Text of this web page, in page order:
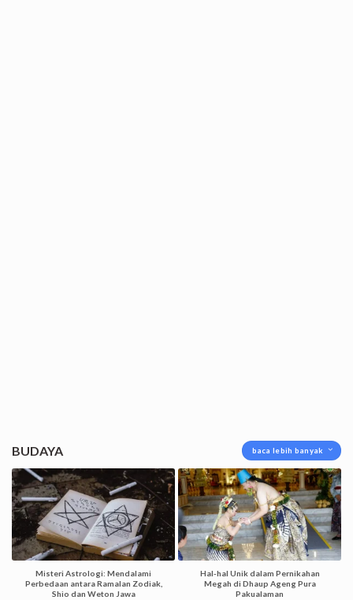
BUDAYA baca lebih banyak
Misteri Astrologi: Mendalami
Perbedaan antara Ramalan Zodiak,
Shio dan Weton Jawa
Hal-hal Unik dalam Pernikahan
Megah di Dhaup Ageng Pura
Pakualaman